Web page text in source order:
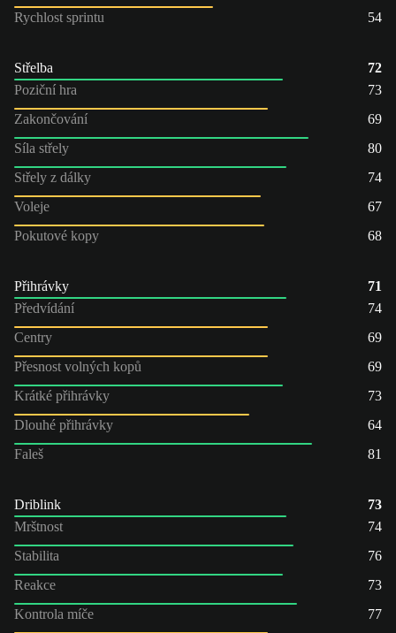
Rychlost sprintu
54
Střelba
72
Poziční hra
73
Zakončování
69
Síla střely
80
Střely z dálky
74
Voleje
67
Pokutové kopy
68
Přihrávky
71
Předvídání
74
Centry
69
Přesnost volných kopů
69
Krátké přihrávky
73
Dlouhé přihrávky
64
Faleš
81
Driblink
73
Mrštnost
74
Stabilita
76
Reakce
73
Kontrola míče
77